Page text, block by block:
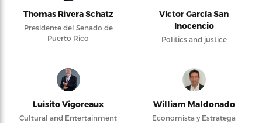
Thomas Rivera Schatz
Presidente del Senado de
Puerto Rico
Víctor García San
Inocencio
Politics and justice
Luisito Vigoreaux
Cultural and Entertainment
William Maldonado
Economista y Estratega